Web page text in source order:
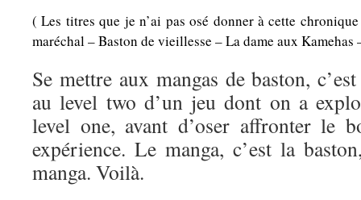
( Les titres que je n’ai pas osé donner à cette
maréchal – Baston de vieillesse – La dame aux
Se mettre aux mangas de baston,
au level two d’un jeu dont on a
level one, avant d’oser affronter le
expérience. Le manga, c’est la
manga. Voilà.